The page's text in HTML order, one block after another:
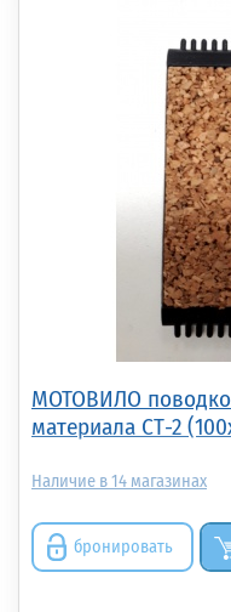
МОТОВИЛО
материала СТ-2
14
бронировать